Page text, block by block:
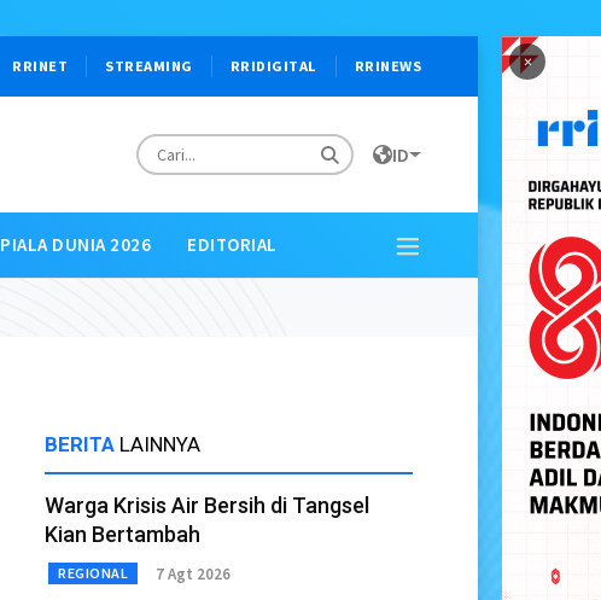
×
RRINET STREAMING RRIDIGITAL RRINEWS
ID
PIALA DUNIA 2026 EDITORIAL
BERITA LAINNYA
Warga Krisis Air Bersih di Tangsel
Kian Bertambah
REGIONAL 7 Agt 2026